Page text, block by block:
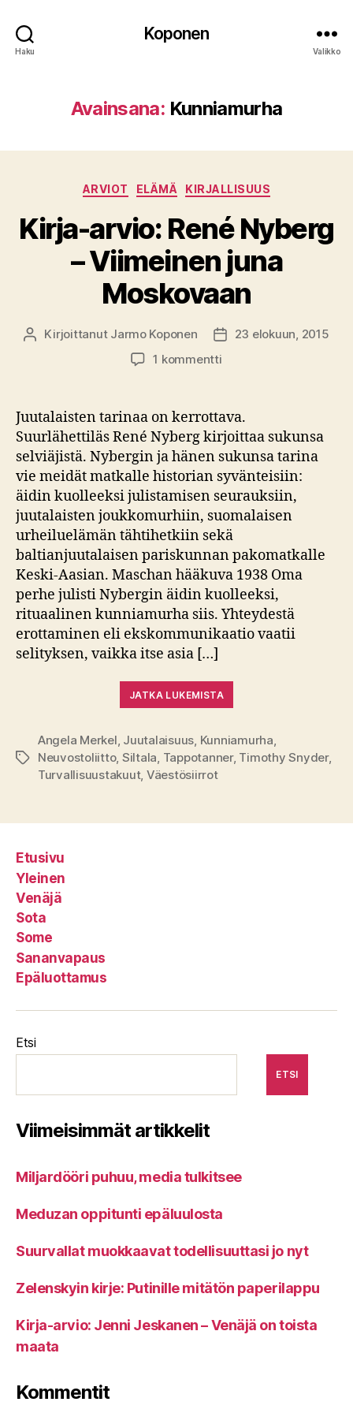
Haku
Koponen
Valikko
Avainsana: Kunniamurha
Kategoriat
ARVIOT ELÄMÄ KIRJALLISUUS
Kirja-arvio: René Nyberg
– Viimeinen juna
Moskovaan
Kirjoittaja
Kirjoittanut Jarmo Koponen Julkaisupäivämäärä
23 elokuun, 2015
1 kommenttiartikkeliin
Nyberg
–
Viimeinen
juna
Moskovaan
Juutalaisten tarinaa on kerrottava.
Suurlähettiläs René Nyberg kirjoittaa sukunsa
selviäjistä. Nybergin ja hänen sukunsa tarina
vie meidät matkalle historian syvänteisiin:
äidin kuolleeksi julistamisen seurauksiin,
juutalaisten joukkomurhiin, suomalaisen
urheiluelämän tähtihetkiin sekä
baltianjuutalaisen pariskunnan pakomatkalle
Keski-Aasian. Maschan hääkuva 1938 Oma
perhe julisti Nybergin äidin kuolleeksi,
rituaalinen kunniamurha siis. Yhteydestä
erottaminen eli ekskommunikaatio vaatii
selityksen, vaikka itse asia […]
JATKA LUKEMISTA
Avainsanat
Angela Merkel, Juutalaisuus, Kunniamurha,
Neuvostoliitto, Siltala, Tappotanner, Timothy Snyder,
Turvallisuustakuut, Väestösiirrot
Etusivu
Yleinen
Venäjä
Sota
Some
Sananvapaus
Epäluottamus
Etsi
ETSI
Viimeisimmät artikkelit
Miljardööri puhuu, media tulkitsee
Meduzan oppitunti epäluulosta
Suurvallat muokkaavat todellisuuttasi jo nyt
Zelenskyin kirje: Putinille mitätön paperilappu
Kirja-arvio: Jenni Jeskanen – Venäjä on toista
maata
Kommentit